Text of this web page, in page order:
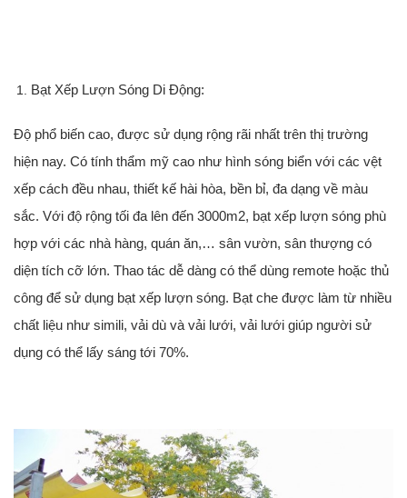
Bạt Xếp Lượn Sóng Di Động:
Độ phổ biến cao, được sử dụng rộng rãi nhất trên thị trường
hiện nay. Có tính thẩm mỹ cao như hình sóng biển với các vệt
xếp cách đều nhau, thiết kế hài hòa, bền bỉ, đa dạng về màu
sắc. Với độ rộng tối đa lên đến 3000m2, bạt xếp lượn sóng phù
hợp với các nhà hàng, quán ăn,… sân vườn, sân thượng có
diện tích cỡ lớn. Thao tác dễ dàng có thể dùng remote hoặc thủ
công để sử dụng bạt xếp lượn sóng. Bạt che được làm từ nhiều
chất liệu như simili, vải dù và vải lưới, vải lưới giúp người sử
dụng có thể lấy sáng tới 70%.